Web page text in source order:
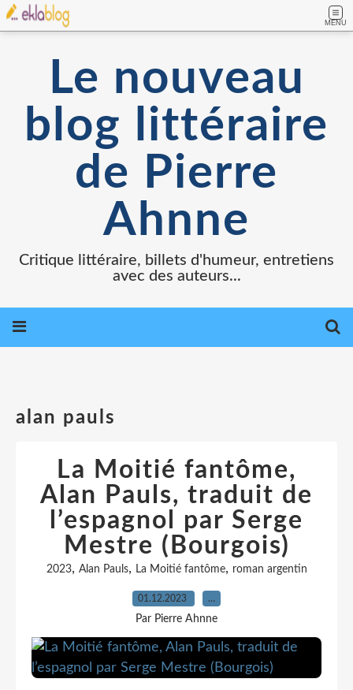
MENU
Le nouveau
blog littéraire
de Pierre
Ahnne
Critique littéraire, billets d'humeur, entretiens
avec des auteurs...
alan pauls
La Moitié fantôme,
Alan Pauls, traduit de
l’espagnol par Serge
Mestre (Bourgois)
2023, Alan Pauls, La Moitié fantôme, roman argentin
01.12.2023 …
Par Pierre Ahnne